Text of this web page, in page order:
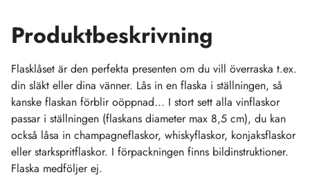
Produktbeskrivning
Flasklåset är den perfekta presenten om du vill överraska t.ex.
din släkt eller dina vänner. Lås in en flaska i ställningen, så
kanske flaskan förblir oöppnad... I stort sett alla vinflaskor
passar i ställningen (flaskans diameter max 8,5 cm), du kan
också låsa in champagneflaskor, whiskyflaskor, konjaksflaskor
eller starkspritflaskor. I förpackningen finns bildinstruktioner.
Flaska medföljer ej.